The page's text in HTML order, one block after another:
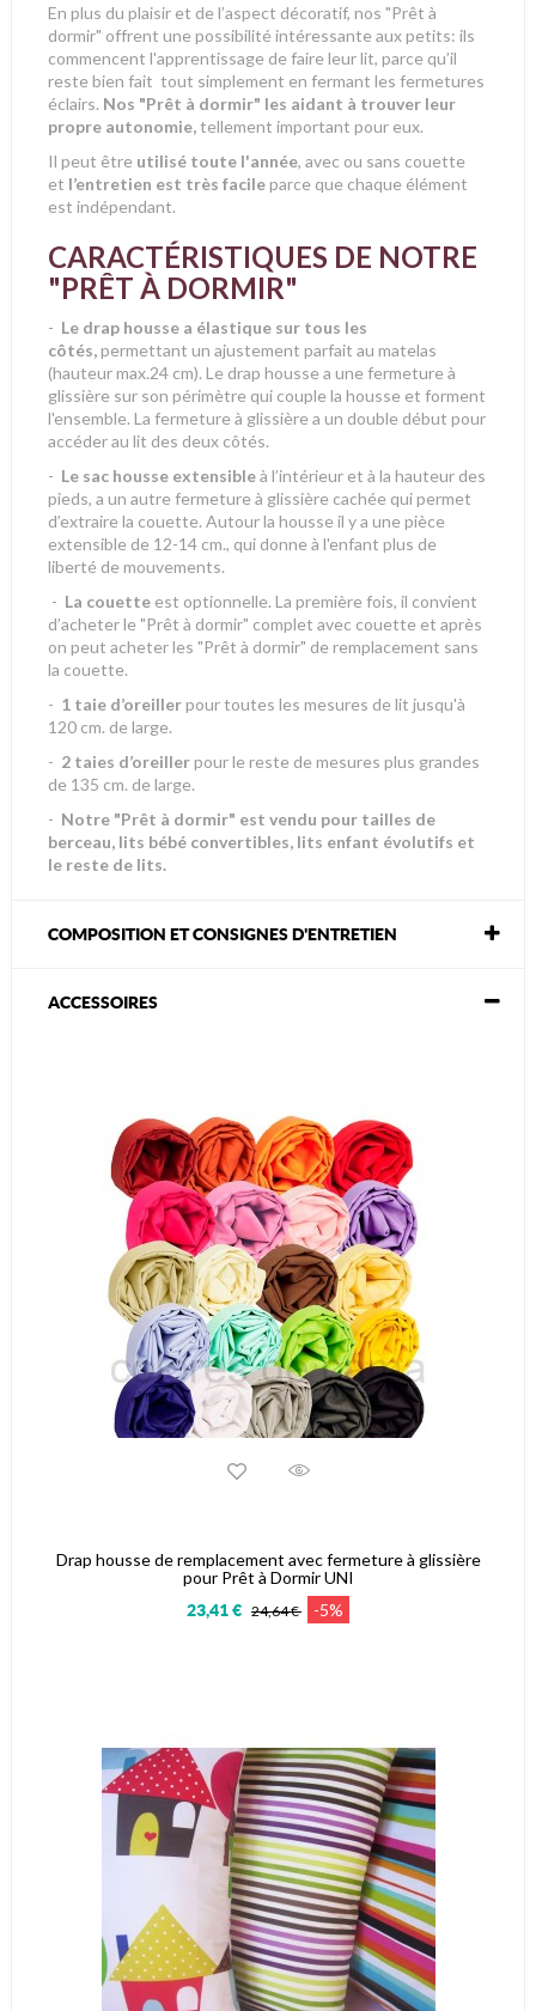
En plus du plaisir et de l’aspect décoratif, nos "Prêt à
dormir" offrent une possibilité intéressante aux petits: ils
commencent l'apprentissage de faire leur lit, parce qu’il
reste bien fait tout simplement en fermant les fermetures
éclairs. Nos "Prêt à dormir" les aidant à trouver leur
propre autonomie,tellement important pour eux.
Il peut être utilisé toute l'année, avec ou sans couette
et l’entretien est très facileparce que chaque élément
est indépendant.
CARACTÉRISTIQUES DE NOTRE
"PRÊT À DORMIR"
- Le drap housse a élastique sur tous les
côtés,permettant un ajustement parfait au matelas
(hauteur max.24 cm). Le drap housse a une fermeture à
glissière sur son périmètre qui couple la housse et forment
l'ensemble. La fermeture à glissière a un double début pour
accéder au lit des deux côtés.
- Le sac housse extensibleà l’intérieur et à la hauteur des
pieds, a un autre fermeture à glissière cachée qui permet
d’extraire la couette. Autour la housse il y a une pièce
extensible de 12-14 cm., qui donne à l'enfant plus de
liberté de mouvements.
- La couette est optionnelle. La première fois, il convient
d’acheter le "Prêt à dormir" complet avec couette et après
on peut acheter les "Prêt à dormir" de remplacement sans
la couette.
- 1 taie d’oreillerpour toutes les mesures de lit jusqu'à
120 cm. de large.
- 2 taies d’oreillerpour le reste de mesures plus grandes
de 135 cm. de large.
- Notre "Prêt à dormir" est vendu pour tailles de
berceau, lits bébé convertibles, lits enfant évolutifs et
le reste de lits.
COMPOSITION ET CONSIGNES D'ENTRETIEN
ACCESSOIRES
Drap housse de remplacement avec fermeture à glissière
pour Prêt à Dormir UNI
23,41 € 24,64 € -5%